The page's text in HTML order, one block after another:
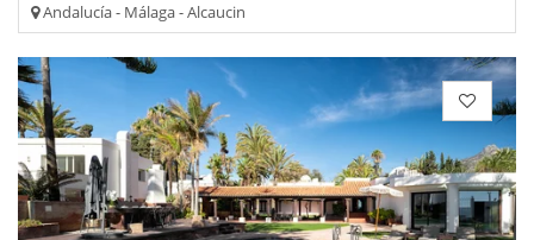
Andalucía - Málaga - Alcaucin